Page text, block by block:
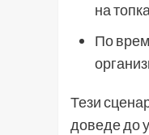
на
По
Тези
доведе до